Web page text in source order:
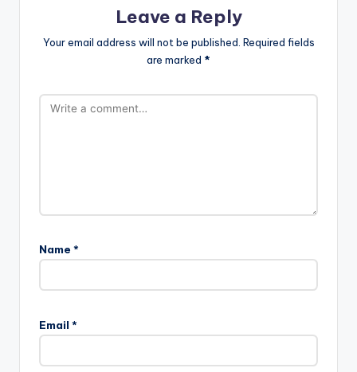
Leave a Reply
Your email address will not be published. Required fields
are marked *
Name *
Email *